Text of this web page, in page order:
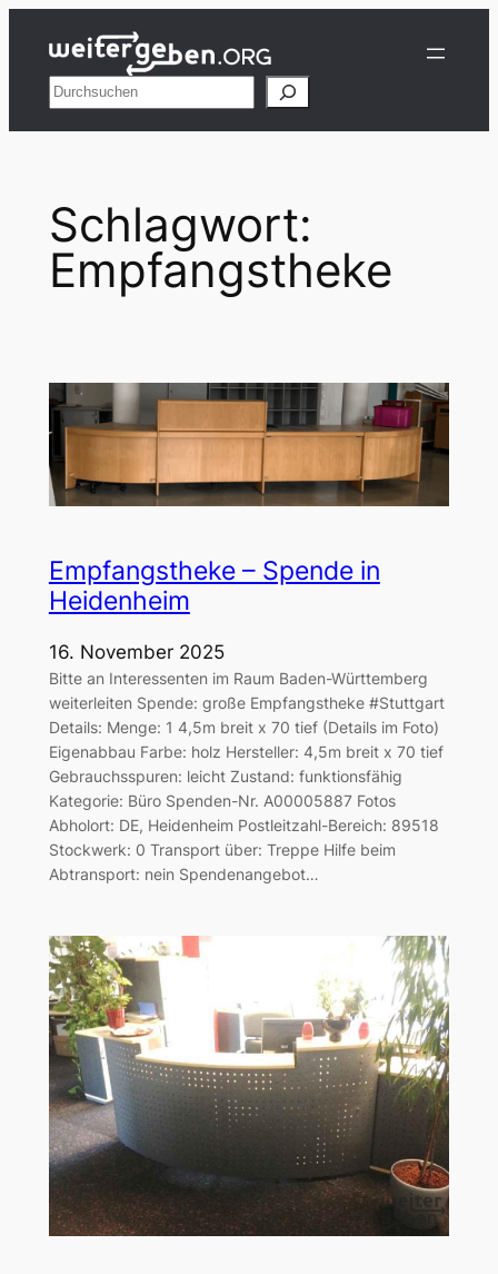
Inhalt
springenSuchen
Schlagwort:
Empfangstheke
Empfangstheke – Spende in
Heidenheim
16. November 2025
Bitte an Interessenten im Raum Baden-Württemberg
weiterleiten Spende: große Empfangstheke #Stuttgart
Details: Menge: 1 4,5m breit x 70 tief (Details im Foto)
Eigenabbau Farbe: holz Hersteller: 4,5m breit x 70 tief
Gebrauchsspuren: leicht Zustand: funktionsfähig
Kategorie: Büro Spenden-Nr. A00005887 Fotos
Abholort: DE, Heidenheim Postleitzahl-Bereich: 89518
Stockwerk: 0 Transport über: Treppe Hilfe beim
Abtransport: nein Spendenangebot…